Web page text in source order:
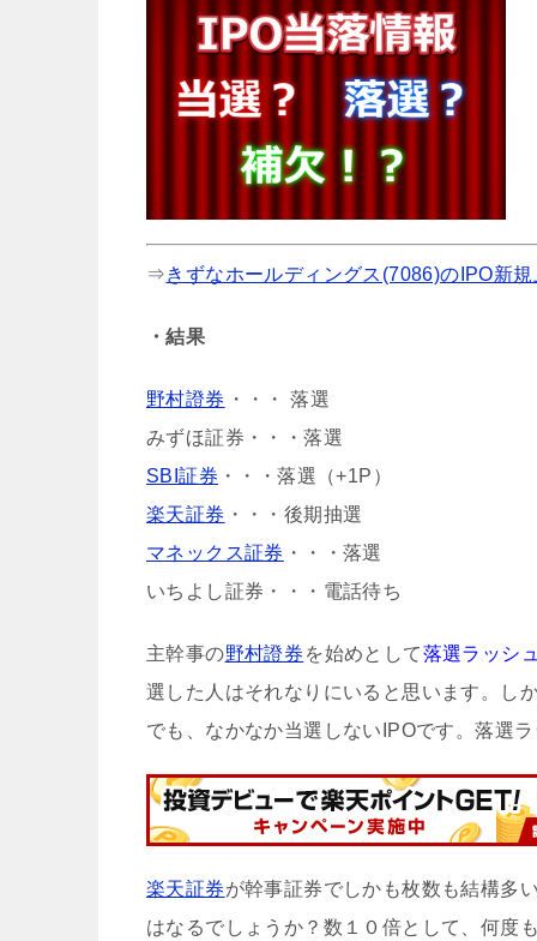
⇒きずなホールディングス(7086)のIPO新規
・結果
野村證券 ・・・ 落選
みずほ証券・・・落選
SBI証券 ・・・落選（+1P）
楽天証券 ・・・後期抽選
マネックス証券 ・・・落選
いちよし証券・・・電話待ち
主幹事の野村證券 を始めとして落選ラッシュ
選した人はそれなりにいると思います。し
でも、なかなか当選しないIPOです。落選
楽天証券が幹事証券でしかも枚数も結構多
はなるでしょうか？数１０倍として、何度